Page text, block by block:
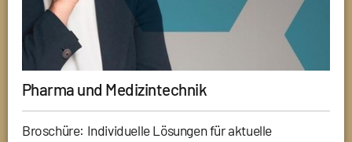
Pharma und Medizintechnik
Broschüre: Individuelle Lösungen für aktuelle